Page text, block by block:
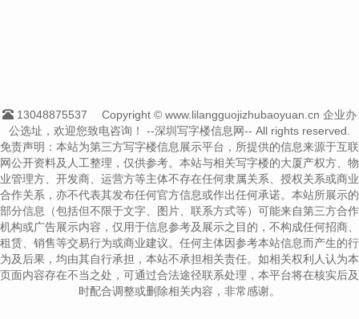
13048875537
Copyright © www.lilangguojizhubaoyuan.cn 企业办
公选址，欢迎您致电咨询！
--深圳写字楼信息网-- All rights reserved.
免责声明：本站为第三方写字楼信息展示平台，所提供的信息来源于互联
网公开资料及人工整理，仅供参考。本站与相关写字楼的大厦产权方、物
业管理方、开发商、运营方等主体不存在任何隶属关系、授权关系或商业
合作关系，亦不代表其发布任何官方信息或作出任何承诺。本站所展示的
部分信息（包括但不限于文字、图片、联系方式等）可能来自第三方合作
机构或广告展示内容，仅用于信息参考及展示之目的，不构成任何招商、
租赁、销售等交易行为或商业建议。任何主体因参考本站信息而产生的行
为及后果，均由其自行承担，本站不承担相关责任。如相关权利人认为本
页面内容存在不当之处，可通过合法途径联系处理，本平台将在核实后及
时配合调整或删除相关内容，非常感谢。